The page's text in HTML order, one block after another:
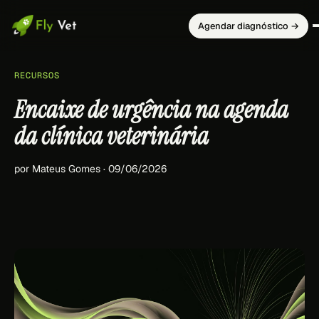
Agendar diagnóstico →
RECURSOS
Encaixe de urgência na agenda
da clínica veterinária
por Mateus Gomes · 09/06/2026